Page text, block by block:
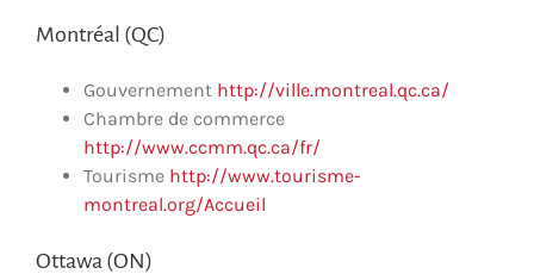
Montréal (QC)
Gouvernement http://ville.montreal.qc.ca/
Chambre de commerce
http://www.ccmm.qc.ca/fr/
Tourisme http://www.tourisme-
montreal.org/Accueil
Ottawa (ON)